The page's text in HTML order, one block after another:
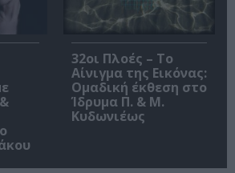
32οι Πλοές – Το
Αίνιγμα της Εικόνας:
Ομαδική έκθεση στο
Ίδρυμα Π. & Μ.
Κυδωνιέως